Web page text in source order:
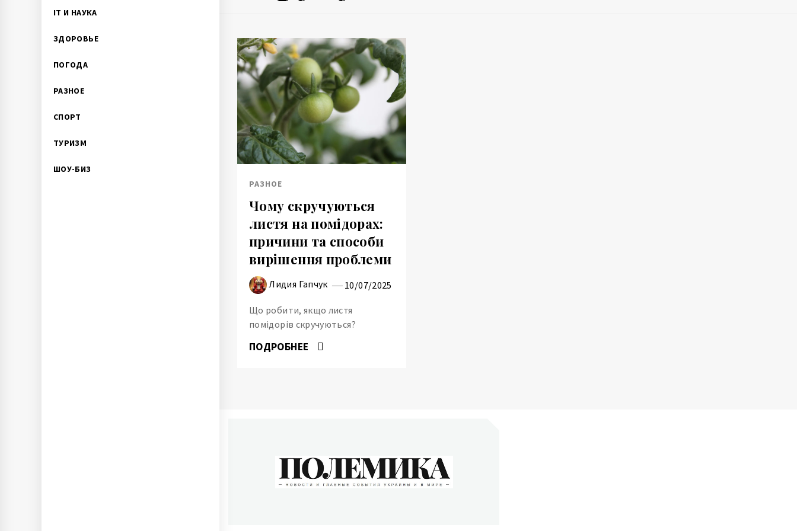
IT И НАУКА
ЗДОРОВЬЕ
ПОГОДА
РАЗНОЕ
СПОРТ
ТУРИЗМ
ШОУ-БИЗ
РАЗНОЕ
Чому скручуються
листя на помідорах:
причини та способи
вирішення проблеми
Лидия Гапчук 10/07/2025
Що робити, якщо листя
помідорів скручуються?
ПОДРОБНЕЕ